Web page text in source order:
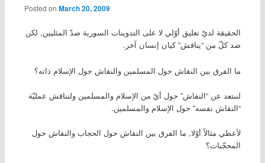
Posted on March 20, 2009
الحقيقة لديّ تعليق أوّلي لا على التدوينات السورية ضدّ المثليين, لكن
ضد كلّ من “يناقش” كيان إنسان آخر.
ما الفرق بين النقاش حول المسلمين والنقاش حول الإسلام ذاته؟
لنبتعد عن “النقاش” حول أيّ من الإسلام والمسلمين ولنناقش عمليّة
“النقاش نفسه” حول الإسلام والمسلمين.
لأعطي مثالاً أوّلا, ما الفرق بين النقاش حول الحجاب والنقاش حول
المحجّبات؟